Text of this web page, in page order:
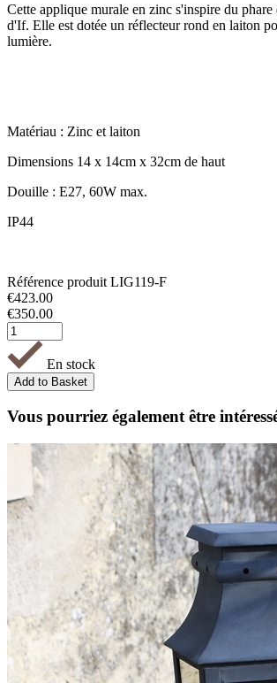
Cette applique murale en zinc s'inspire du
d'If. Elle est dotée un réflecteur rond en laiton
lumière.
Matériau : Zinc et laiton
Dimensions 14 x 14cm x 32cm de haut
Douille : E27, 60W max.
IP44
Référence produit LIG119-F
€423.00
€350.00
En stock
Vous pourriez également être